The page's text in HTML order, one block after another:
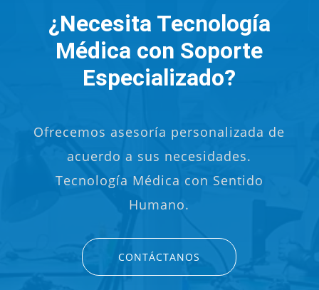
¿Necesita Tecnología
Médica con Soporte
Especializado?
Ofrecemos asesoría personalizada de
acuerdo a sus necesidades.
Tecnología Médica con Sentido
Humano.
CONTÁCTANOS